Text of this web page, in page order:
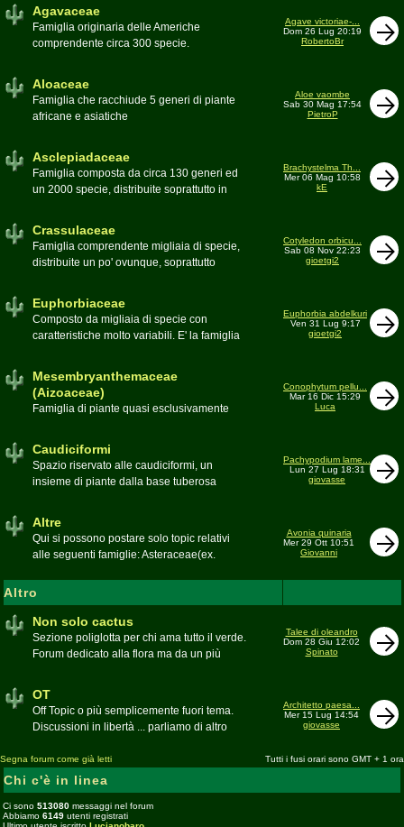
Pereskia, Sclerocactus, Strombocactus ,
Toumeya, Uebelmannia, Yavia. Sottotribù:
Hylocereinae (Aporocactus, Epiphyllum,
Agavaceae
Famiglia originaria delle Americhe
comprendente circa 300 specie.
generi:Agave, Beschorneria, Furcraea,
Hesperaloë, Littaea, Manfreda, Polianthes,
Agave victoriae-...
Dom 26 Lug 20:19
RobertoBr
Aloaceae
Famiglia che racchiude 5 generi di piante
africane e asiatiche
Aloe vaombe
Sab 30 Mag 17:54
PietroP
Asclepiadaceae
Famiglia composta da circa 130 generi ed
un 2000 specie, distribuite soprattutto in
Brachystelma Th...
Mer 06 Mag 10:58
kE
Crassulaceae
Famiglia comprendente migliaia di specie,
distribuite un po' ovunque, soprattutto
Cotyledon orbicu...
Sab 08 Nov 22:23
gioetgi2
Euphorbiaceae
Composto da migliaia di specie con
caratteristiche molto variabili. E' la famiglia
popolazioni anche nel nostro paese
Moderatorebeppe58
Euphorbia abdelkuri
Ven 31 Lug 9:17
gioetgi2
Mesembryanthemaceae
(Aizoaceae)
Famiglia di piante quasi esclusivamente
appartenenti alla famiglia
Conophytum pellu...
Mar 16 Dic 15:29
Luca
Caudiciformi
Spazio riservato alle caudiciformi, un
insieme di piante dalla base tuberosa
Pachypodium lame...
Lun 27 Lug 18:31
giovasse
Altre
Qui si possono postare solo topic relativi
alle seguenti famiglie: Asteraceae(ex.
Sansevieria; Lamiaceae (ex. Labiatae) gen.
Coleus e Plectranthus; Peperomiaceae gen.
Peperomia (solo specie succulente);
Geraniaceae gen. Pelargonium, Monsonia
Talinum, Portulacaria
Avonia quinaria
Mer 29 Ott 10:51
Giovanni
Altro
Non solo cactus
Sezione poliglotta per chi ama tutto il verde.
Forum dedicato alla flora ma da un più
Talee di oleandro
Dom 28 Giu 12:02
Spinato
OT
Off Topic o più semplicemente fuori tema.
Discussioni in libertà ... parliamo di altro
Architetto paesa...
Mer 15 Lug 14:54
giovasse
Segna forum come già letti Tutti i fusi orari sono GMT + 1 ora
Chi c'è in linea
Ci sono 513080 messaggi nel forum
Abbiamo 6149 utenti registrati